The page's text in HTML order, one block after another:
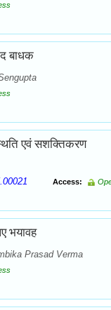
बाधक
एवं सशक्तिकरण
Access:
भयावह
Prasad Verma